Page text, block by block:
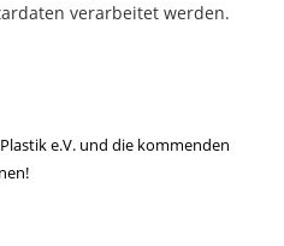
verarbeitet werden.
e.V. und die kommenden